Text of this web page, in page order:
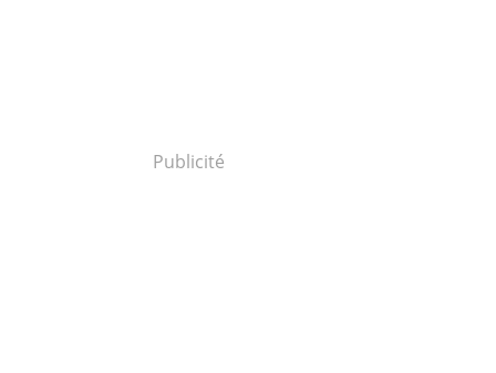
Publicité